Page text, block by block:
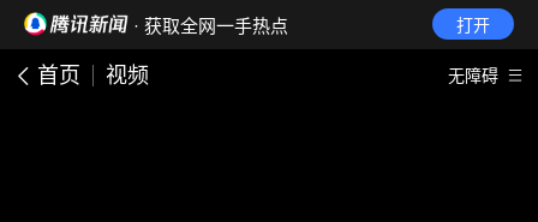
· 获取全网一手热点 打开
首页 视频 无障碍